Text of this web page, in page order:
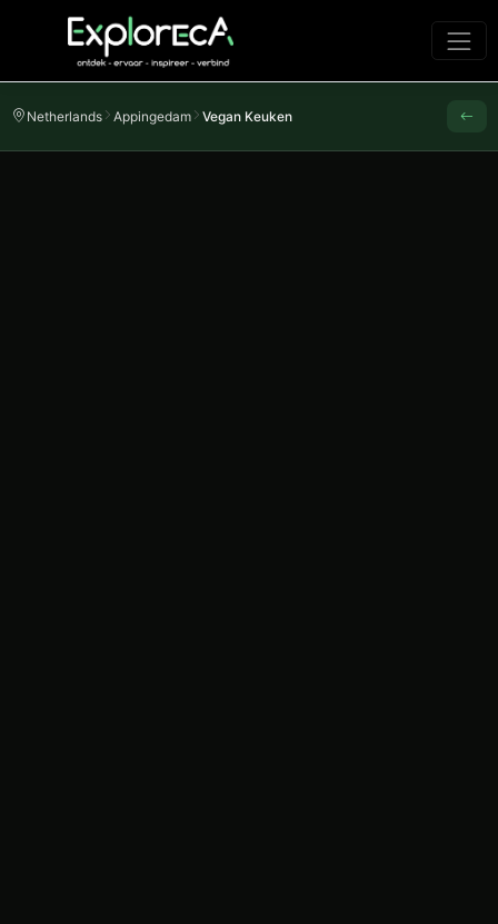
Netherlands Appingedam Vegan Keuken